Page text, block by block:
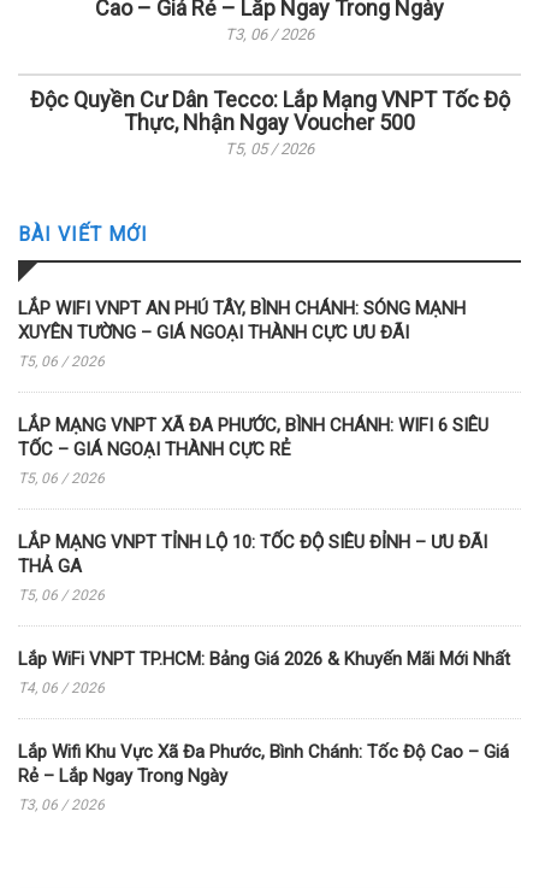
Cao – Giá Rẻ – Lắp Ngay Trong Ngày
T3, 06 / 2026
Độc Quyền Cư Dân Tecco: Lắp Mạng VNPT Tốc Độ
Thực, Nhận Ngay Voucher 500
T5, 05 / 2026
BÀI VIẾT MỚI
LẮP WIFI VNPT AN PHÚ TÂY, BÌNH CHÁNH: SÓNG MẠNH
XUYÊN TƯỜNG – GIÁ NGOẠI THÀNH CỰC ƯU ĐÃI
T5, 06 / 2026
LẮP MẠNG VNPT XÃ ĐA PHƯỚC, BÌNH CHÁNH: WIFI 6 SIÊU
TỐC – GIÁ NGOẠI THÀNH CỰC RẺ
T5, 06 / 2026
LẮP MẠNG VNPT TỈNH LỘ 10: TỐC ĐỘ SIÊU ĐỈNH – ƯU ĐÃI
THẢ GA
T5, 06 / 2026
Lắp WiFi VNPT TP.HCM: Bảng Giá 2026 & Khuyến Mãi Mới Nhất
T4, 06 / 2026
Lắp Wifi Khu Vực Xã Đa Phước, Bình Chánh: Tốc Độ Cao – Giá
Rẻ – Lắp Ngay Trong Ngày
T3, 06 / 2026